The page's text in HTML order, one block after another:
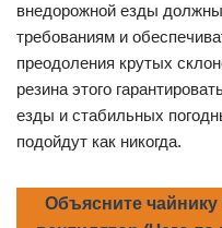
внедорожной езды
требованиям и
преодоления крутых
резина этого
езды и стабильных
подойдут как никогда.
Объясните чайнику